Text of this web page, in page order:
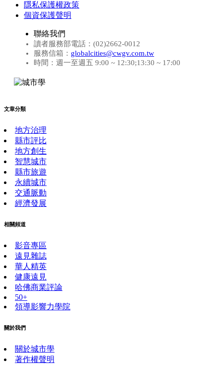
隱私保護權政策
個資保護聲明
聯絡我們
讀者服務部電話：(02)2662-0012
服務信箱： globalcities@cwgv.com.tw
時間：週一至週五 9:00 ~ 12:30;13:30 ~ 17:00
文章分類
地方治理
縣市評比
地方創生
智慧城市
縣市旅遊
永續城市
交通脈動
經濟發展
相關頻道
影音專區
遠見雜誌
華人精英
健康遠見
哈佛商業評論
50+
領導影響力學院
關於我們
關於城市學
著作權聲明